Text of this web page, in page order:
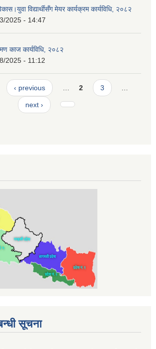
विद्यार्थीसँग मेयर कार्यक्रम कार्यविधि, २०८२
2025 - 14:47
काज कार्यविधि, २०८२
2025 - 11:12
‹ previous 2 3
next ›
सूचना